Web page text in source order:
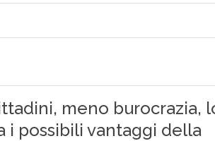
meno burocrazia,
i possibili vantaggi della